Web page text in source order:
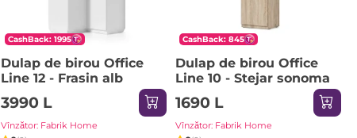
CashBack: 1995
Dulap de birou Office
Line 12 - Frasin alb
3990 L
Vînzător: Fabrik Home
CashBack: 845
Dulap de birou Office
Line 10 - Stejar sonoma
1690 L
Vînzător: Fabrik Home